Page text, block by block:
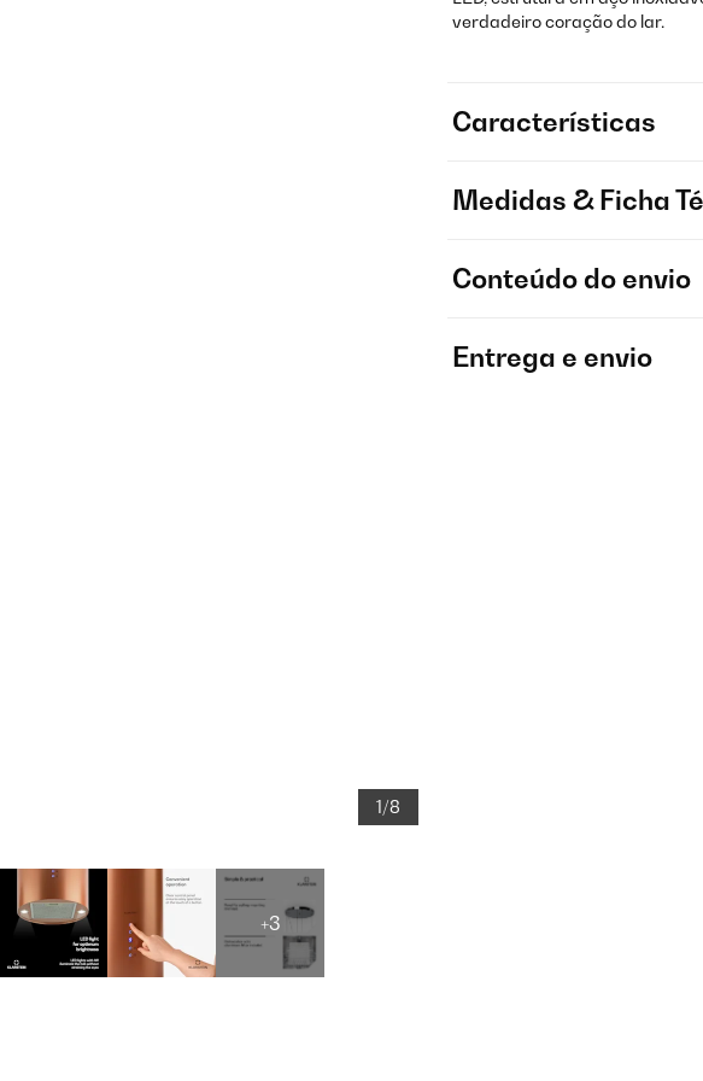
1/8
+3
verdadeiro coração do lar.
Características
Medidas & Ficha
Conteúdo do envio
Entrega e envio